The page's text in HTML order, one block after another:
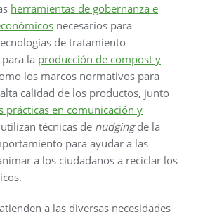
herramientas de gobernanza e
necesarios para
de tratamiento
la producción de compost y
los marcos normativos para
calidad de los productos, junto
prácticas en comunicación y
técnicas de nudgingde la
para ayudar a las
a los ciudadanos a reciclar los
a las diversas necesidades